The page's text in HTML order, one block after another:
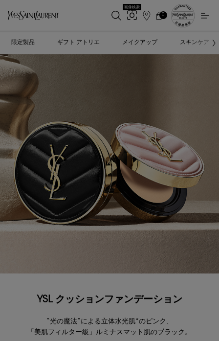
画像検索
店
カ
0
0 カート内の製品
限定製品
ギフト アトリエ メイクアップ スキンケア
YSL クッションファンデーション
“光の魔法”による立体水光肌*のピンク、
「美肌フィルター級」ルミナスマット肌のブラック。